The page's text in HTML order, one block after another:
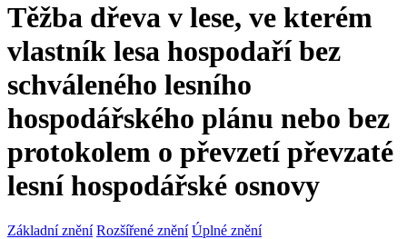
Těžba dřeva v lese, ve kterém
vlastník lesa hospodaří bez
schváleného lesního
hospodářského plánu nebo bez
protokolem o převzetí převzaté
lesní hospodářské osnovy
Základní znění Rozšířené znění Úplné znění